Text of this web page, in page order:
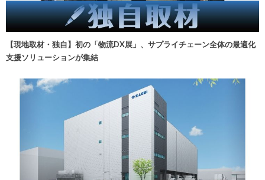
【現地取材・独自】初の「物流DX展」、サプライチェーン全体の最適化
支援ソリューションが集結